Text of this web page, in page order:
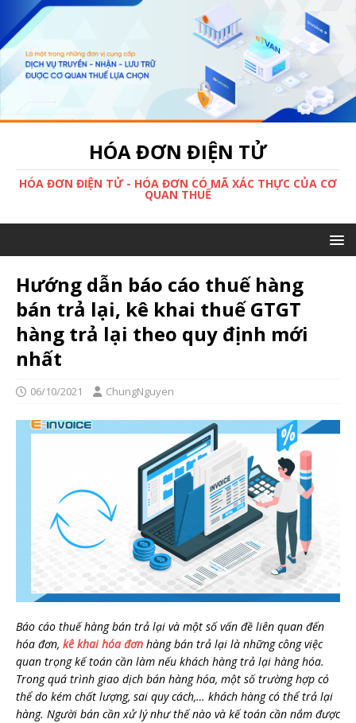
HÓA ĐƠN ĐIỆN TỬ
HÓA ĐƠN ĐIỆN TỬ - HÓA ĐƠN CÓ MÃ XÁC THỰC CỦA CƠ
QUAN THUẾ
Hướng dẫn báo cáo thuế hàng
bán trả lại, kê khai thuế GTGT
hàng trả lại theo quy định mới
nhất
06/10/2021 ChungNguyen
Báo cáo thuế hàng bán trả lại và một số vấn đề liên quan đến
hóa đơn, kê khai hóa đơn hàng bán trả lại là những công việc
quan trọng kế toán cần làm nếu khách hàng trả lại hàng hóa.
Trong quá trình giao dịch bán hàng hóa, một số trường hợp có
thể do kém chất lượng, sai quy cách,… khách hàng có thể trả lại
hàng. Người bán cần xử lý như thế nào và kế toán cần nắm được